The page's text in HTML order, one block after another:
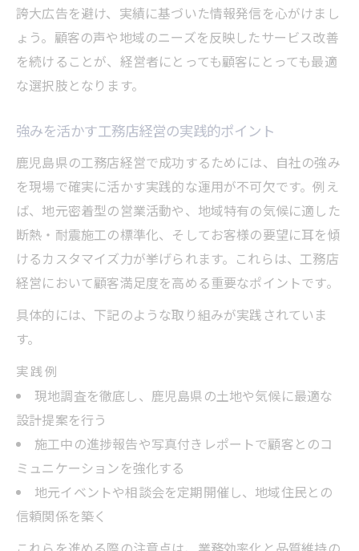
誇大広告を避け、実績に基づいた情報発信を心がけまし
ょう。顧客の声や地域のニーズを反映したサービス改善
を続けることが、経営者にとっても顧客にとっても最適
な選択肢となります。
強みを活かす工務店経営の実践的ポイント
鹿児島県の工務店経営で成功するためには、自社の強み
を現場で確実に活かす実践的な運用が不可欠です。例え
ば、地元密着型の営業活動や、地域特有の気候に適した
断熱・耐震施工の標準化、そしてお客様の要望に耳を傾
けるカスタマイズ力が挙げられます。これらは、工務店
経営において顧客満足度を高める重要なポイントです。
具体的には、下記のような取り組みが実践されていま
す。
実践例
現地調査を徹底し、鹿児島県の土地や気候に最適な
設計提案を行う
施工中の進捗報告や写真付きレポートで顧客とのコ
ミュニケーションを強化する
地元イベントや相談会を定期開催し、地域住民との
信頼関係を築く